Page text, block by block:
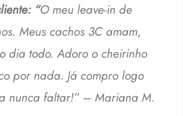
“O meu leave-in de
Meus cachos 3C amam,
dia todo. Adoro o cheirinho
por nada. Já compro logo
nunca faltar!” – Mariana M.